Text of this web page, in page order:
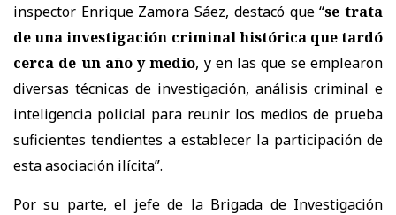
inspector Enrique Zamora Sáez, destacó que “se trata
de una investigación criminal histórica que tardó
cerca de un año y medio, y en las que se emplearon
diversas técnicas de investigación, análisis criminal e
inteligencia policial para reunir los medios de prueba
suficientes tendientes a establecer la participación de
esta asociación ilícita”.
Por su parte, el jefe de la Brigada de Investigación